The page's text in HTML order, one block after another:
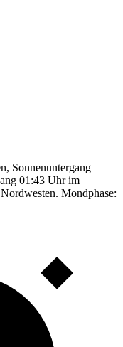
Sonnenuntergang
01:43 Uhr im
Mondphase: